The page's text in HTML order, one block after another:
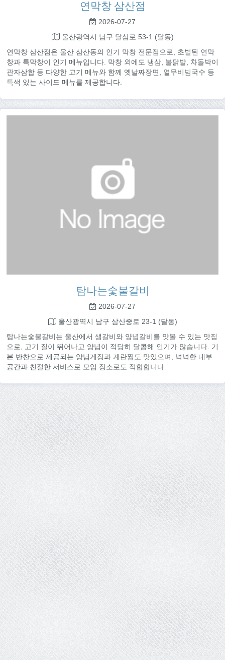
연막창 삼산점
2026-07-27
울산광역시 남구 달삼로 53-1 (달동)
연막창 삼산점은 울산 삼산동의 인기 막창 전문점으로, 초벌된 연막
창과 특막창이 인기 메뉴입니다. 막창 외에도 냉삼, 불닭발, 차돌박이
관자삼합 등 다양한 고기 메뉴와 함께 옛날짜장면, 열무비빔국수 등
특색 있는 사이드 메뉴를 제공합니다.
탐나는숯불갈비
2026-07-27
울산광역시 남구 삼산중로 23-1 (달동)
탐나는숯불갈비는 울산에서 생갈비와 양념갈비를 맛볼 수 있는 맛집
으로, 고기 질이 뛰어나고 양념이 적당히 달콤해 인기가 많습니다. 기
본 반찬으로 제공되는 양념게장과 계란찜도 맛있으며, 넉넉한 내부
공간과 친절한 서비스로 모임 장소로도 적합합니다.